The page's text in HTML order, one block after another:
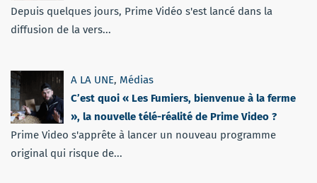
Depuis quelques jours, Prime Vidéo s'est lancé dans la
diffusion de la vers...
A LA UNE, Médias
C’est quoi « Les Fumiers, bienvenue à la ferme
», la nouvelle télé-réalité de Prime Video ?
Prime Video s'apprête à lancer un nouveau programme
original qui risque de...